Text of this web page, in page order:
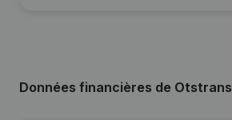
Données financières de Otstrans